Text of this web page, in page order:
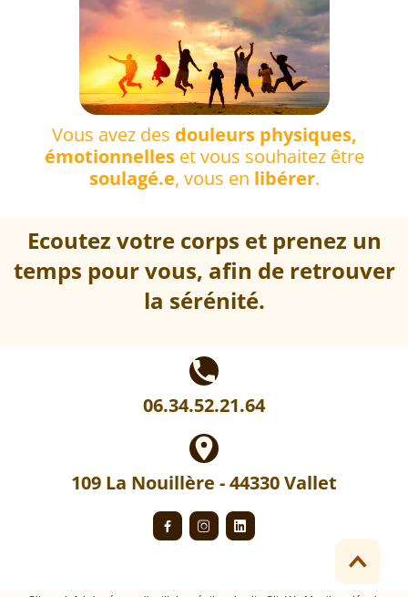
Vous avez des douleurs physiques,
émotionnelleset vous souhaitez être
soulagé.e, vous en libérer.
Ecoutez votre corps et prenez un
temps pour vous, afin de retrouver
la sérénité.
local_phone
06.34.52.21.64
place
109 La Nouillère - 44330 Vallet
  